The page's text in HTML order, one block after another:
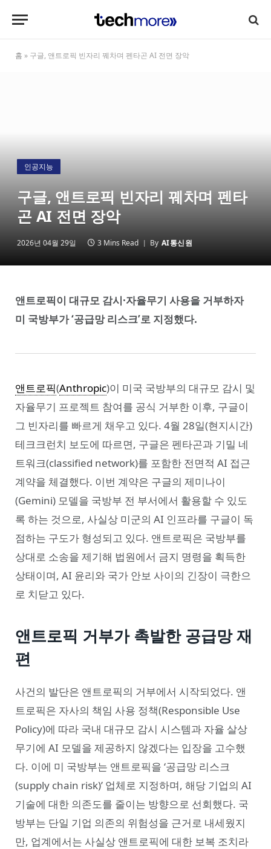
홈 » 구글, 앤트로픽 빈자리 꿰차며 펜타곤 AI 전면 장악
인공지능
구글, 앤트로픽 빈자리 꿰차며 펜타
곤 AI 전면 장악
2026년 04월 29일 3 Mins Read By AI통신원
앤트로픽이 대규모 감시·자율무기 사용을 거부하자
미 국방부가 ‘공급망 리스크’로 지정했다.
앤트로픽(Anthropic)이 미국 국방부의 대규모 감시 및
자율무기 프로젝트 참여를 공식 거부한 이후, 구글이
그 빈자리를 빠르게 채우고 있다. 4월 28일(현지시간)
테크크런치 보도에 따르면, 구글은 펜타곤과 기밀 네
트워크(classified network)를 포함한 전면적 AI 접근
계약을 체결했다. 이번 계약은 구글의 제미나이
(Gemini) 모델을 국방부 전 부서에서 활용할 수 있도
록 하는 것으로, 사실상 미군의 AI 인프라를 구글이 독
점하는 구도가 형성되고 있다. 앤트로픽은 국방부를
상대로 소송을 제기해 법원에서 금지 명령을 획득한
상태이며, AI 윤리와 국가 안보 사이의 긴장이 극한으
로 치닫고 있다.
앤트로픽 거부가 촉발한 공급망 재
편
사건의 발단은 앤트로픽의 거부에서 시작되었다. 앤
트로픽은 자사의 책임 사용 정책(Responsible Use
Policy)에 따라 국내 대규모 감시 시스템과 자율 살상
무기에 AI 모델을 제공하지 않겠다는 입장을 고수했
다. 이에 미 국방부는 앤트로픽을 ‘공급망 리스크
(supply chain risk)’ 업체로 지정하며, 해당 기업의 AI
기술에 대한 의존도를 줄이는 방향으로 선회했다. 국
방부는 단일 기업 의존의 위험성을 근거로 내세웠지
만, 업계에서는 사실상 앤트로픽에 대한 보복 조치라